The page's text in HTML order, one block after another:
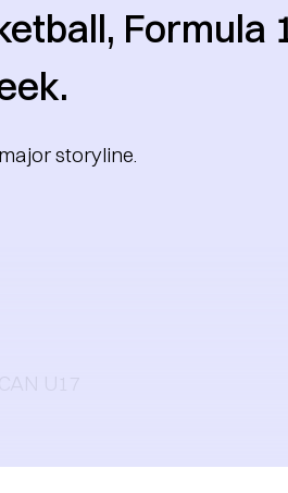
Formula
storyline.
U17